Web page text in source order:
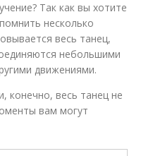
Так как вы хотите
несколько
весь танец,
небольшими
движениями.
конечно, весь танец не
вам могут